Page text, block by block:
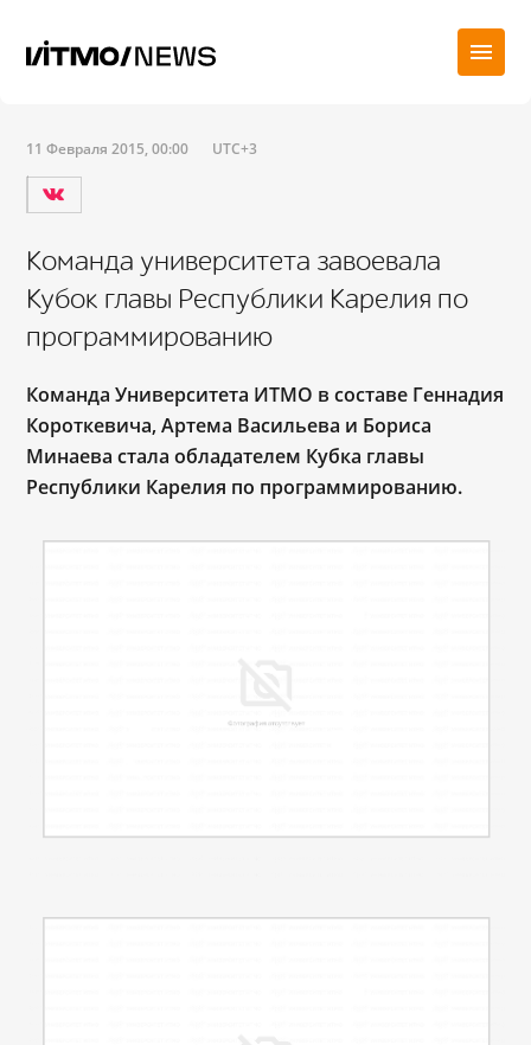
11 Февраля 2015, 00:00 UTC+3
Команда университета завоевала
Кубок главы Республики Карелия по
программированию
Команда Университета ИТМО в составе Геннадия
Короткевича, Артема Васильева и Бориса
Минаева стала обладателем Кубка главы
Республики Карелия по программированию.